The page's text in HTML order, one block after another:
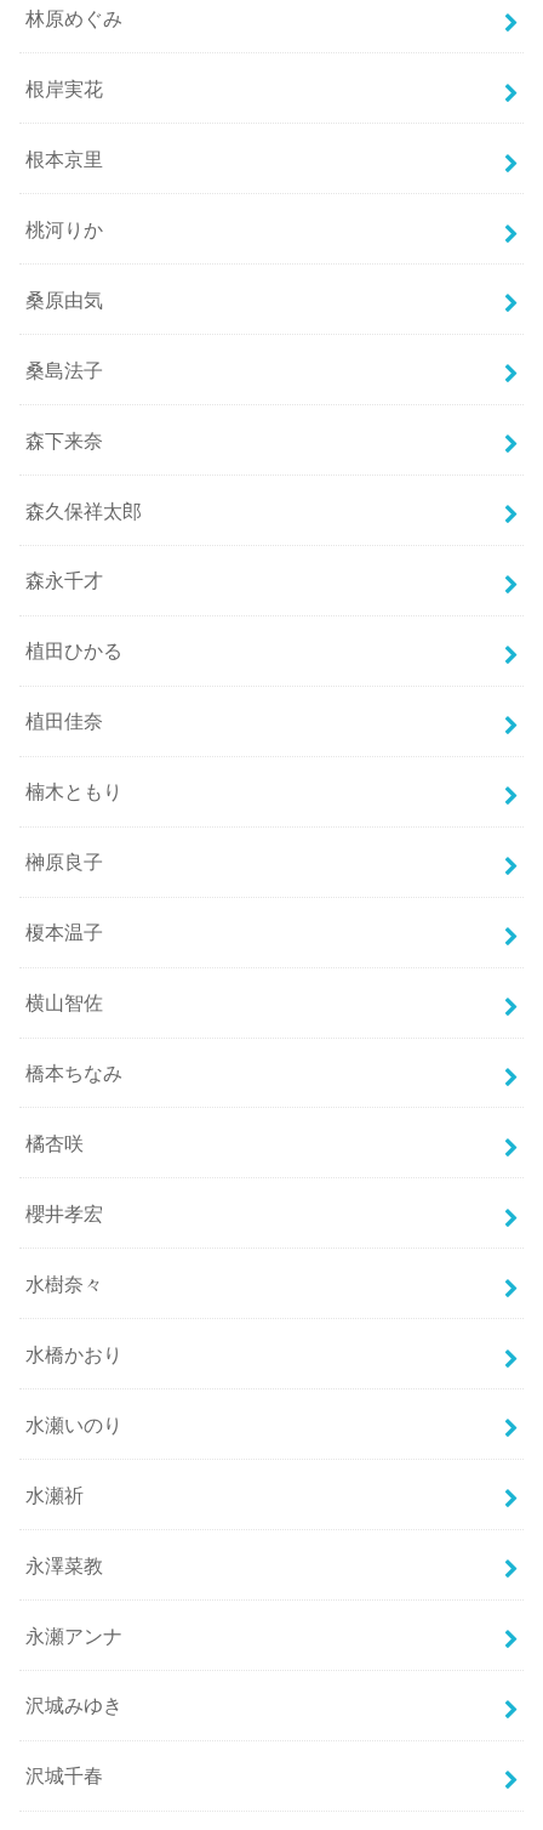
林原めぐみ
根岸実花
根本京里
桃河りか
桑原由気
桑島法子
森下来奈
森久保祥太郎
森永千才
植田ひかる
植田佳奈
楠木ともり
榊原良子
榎本温子
横山智佐
橋本ちなみ
橘杏咲
櫻井孝宏
水樹奈々
水橋かおり
水瀬いのり
水瀬祈
永澤菜教
永瀬アンナ
沢城みゆき
沢城千春